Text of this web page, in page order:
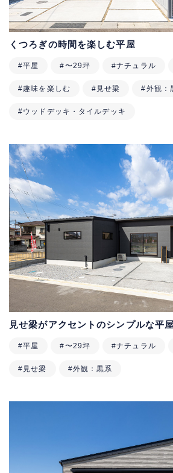
くつろぎの時間を楽しむ平屋
#平屋 #〜29坪 #ナチュラル
#趣味を楽しむ #見せ梁 #外観：
#ウッドデッキ・タイルデッキ
見せ梁がアクセントのシンプルな平屋
#平屋 #〜29坪 #ナチュラル
#見せ梁 #外観：黒系